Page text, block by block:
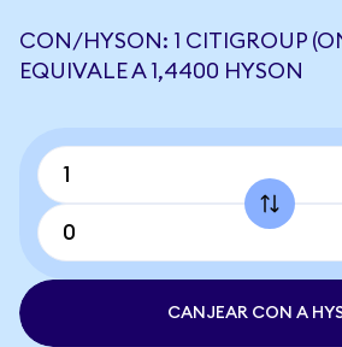
CON/HYSON: 1 CITIGROUP
EQUIVALE A 1,4400 HYSON
CANJEAR CON A